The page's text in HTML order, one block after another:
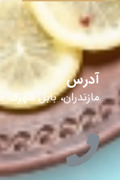
آدرس
مازندران، بابل